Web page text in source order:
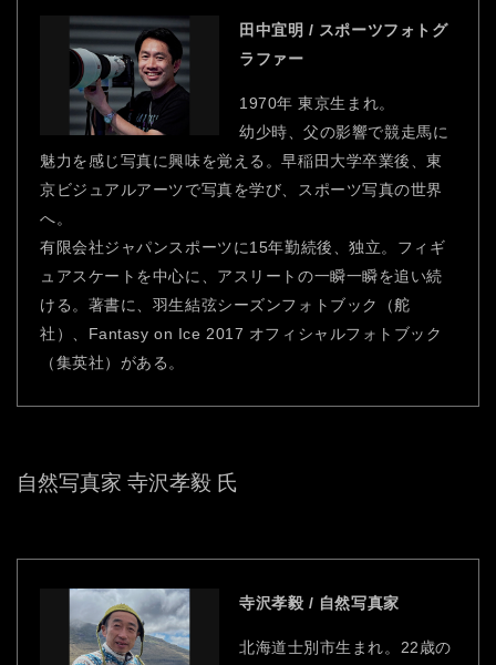
田中宜明 / スポーツフォトグ
ラファー
1970年 東京生まれ。
幼少時、父の影響で競走馬に
魅力を感じ写真に興味を覚える。早稲田大学卒業後、東
京ビジュアルアーツで写真を学び、スポーツ写真の世界
へ。
有限会社ジャパンスポーツに15年勤続後、独立。フィギ
ュアスケートを中心に、アスリートの一瞬一瞬を追い続
ける。著書に、羽生結弦シーズンフォトブック（舵
社）、Fantasy on Ice 2017 オフィシャルフォトブック
（集英社）がある。
自然写真家 寺沢孝毅 氏
寺沢孝毅 / 自然写真家
北海道士別市生まれ。22歳の